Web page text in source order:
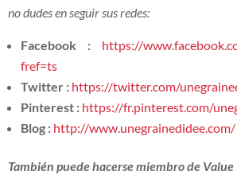
no dudes en seguir sus redes:
Facebook : https://
fref=ts
Twitter : https://twitter.com/
Pinterest : https://fr.pinterest.com/
Blog : http://www.unegrainedidee.com/
También puede hacerse miembro de